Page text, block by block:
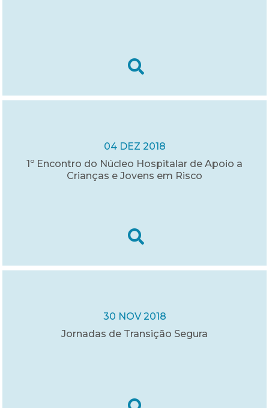
04 DEZ 2018
1º Encontro do Núcleo Hospitalar de Apoio a
Crianças e Jovens em Risco
30 NOV 2018
Jornadas de Transição Segura